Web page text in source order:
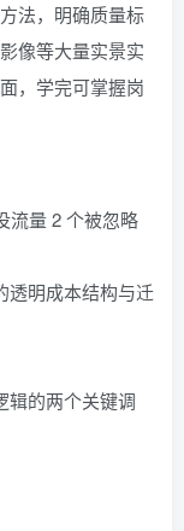
法，明确质量标
像等大量实景实
，学完可掌握岗
流量 2 个被忽略
透明成本结构与迁
辑的两个关键调